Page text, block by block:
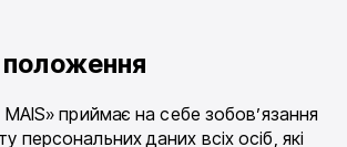
положення
приймає на себе зобов’язання
персональних даних всіх осіб, які